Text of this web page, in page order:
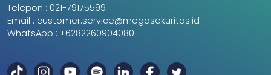
Telepon : 021-79175599
Email : customer.service@megasekuritas.id
WhatsApp : +6282260904080